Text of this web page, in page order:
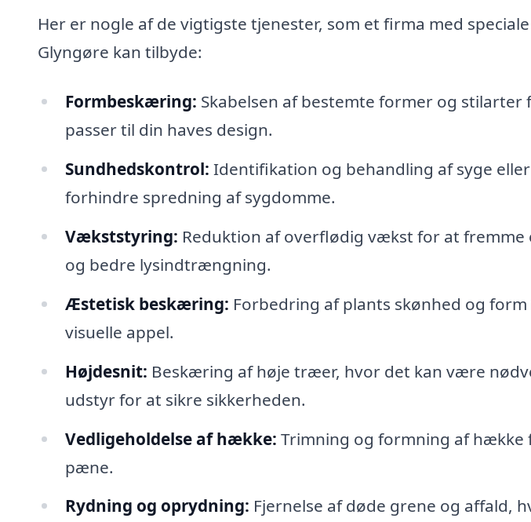
Her er nogle af de vigtigste tjenester, som et firma med
Glyngøre kan tilbyde:
Formbeskæring: Skabelsen af bestemte former og
passer til din haves design.
Sundhedskontrol: Identifikation og behandling af syge
forhindre spredning af sygdomme.
Vækststyring: Reduktion af overflødig vækst for at fremme
og bedre lysindtrængning.
Æstetisk beskæring: Forbedring af plants skønhed og
visuelle appel.
Højdesnit: Beskæring af høje træer, hvor det kan være
udstyr for at sikre sikkerheden.
Vedligeholdelse af hække: Trimning og formning af
pæne.
Rydning og oprydning: Fjernelse af døde grene og affald,